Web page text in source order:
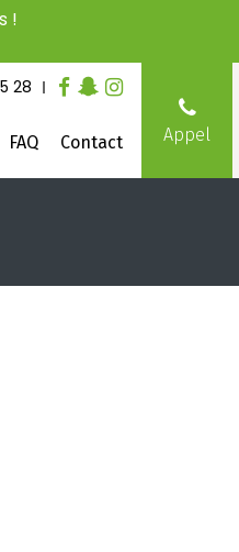
!
28
FAQ Contact Appel